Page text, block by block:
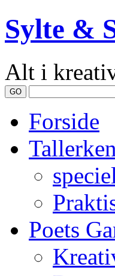
Sylte &
Alt i
Forside
Poets